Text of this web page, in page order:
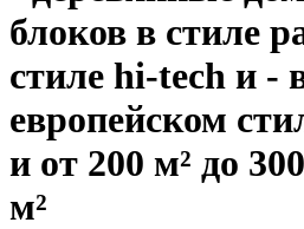
блоков в стиле
стиле hi-tech и -
европейском
и от 200 м² до
м²